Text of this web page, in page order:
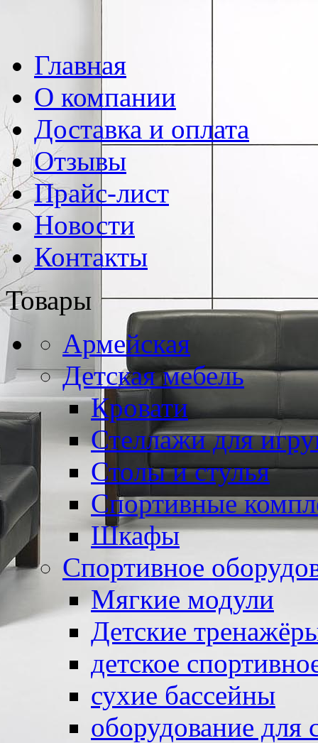
Главная
О компании
Доставка и оплата
Отзывы
Прайс-лист
Новости
Контакты
Товары
Армейская
Детская мебель
Кровати
Стеллажи для
Столы и стулья
Спортивные
Шкафы
Спортивное
Мягкие модули
Детские
детское
сухие бассейны
оборудование для